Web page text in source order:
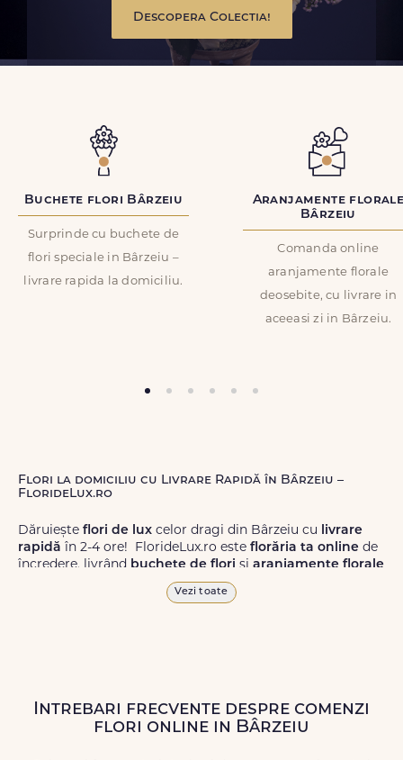
Descopera Colectia!
Buchete flori Bârzeiu
Surprinde cu buchete de
flori speciale in Bârzeiu –
livrare rapida la domiciliu.
Aranjamente
Bârzeiu
Comanda online
aranjamente florale
deosebite, cu livrare in
aceeasi zi in Bârzeiu.
Flori la domiciliu cu Livrare Rapidă în Bârzeiu –
FlorideLux.ro
Dăruiește flori de lux celor dragi din Bârzeiu cu livrare
rapidă în 2-4 ore! FlorideLux.ro este florăria ta online de
încredere, livrând buchete de flori și aranjamente florale
de calitate superioară în Bârzeiu și în toată România.
Livrăm buchete de florichiar și în weekend, pentru ca tu
să poți adresa un gest frumos atunci când ai nevoie.
Vezi toate
Intrebari frecvente despre comenzi
flori online in Bârzeiu